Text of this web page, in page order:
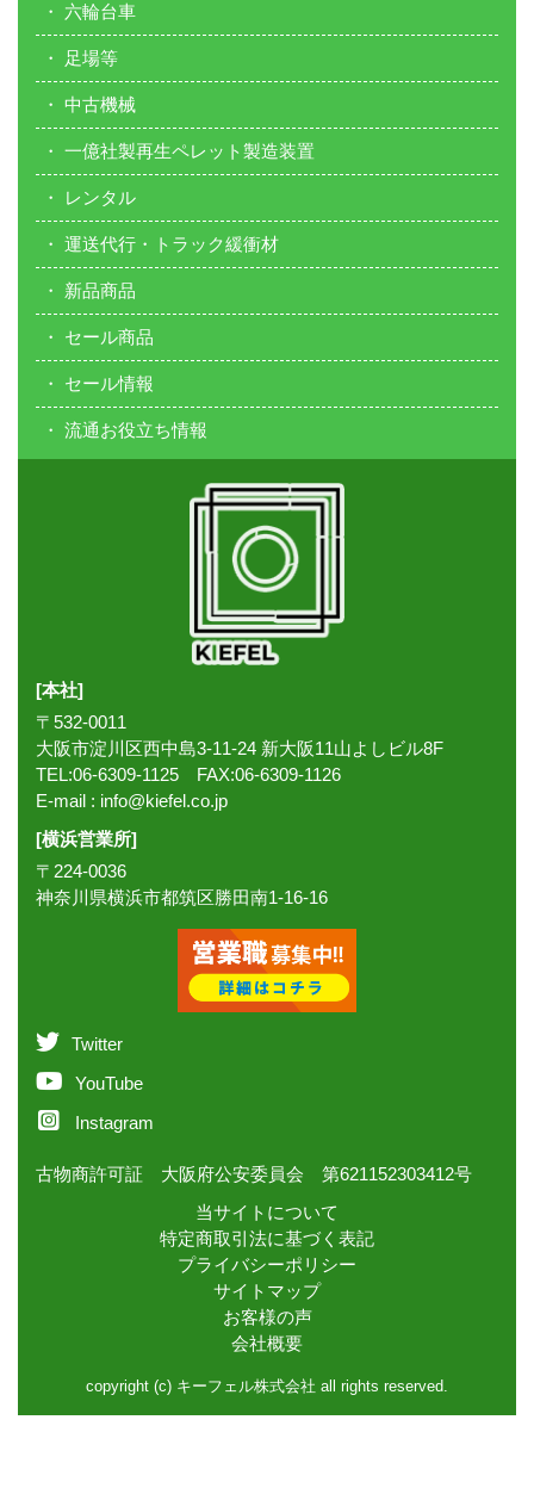
六輪台車
足場等
中古機械
一億社製再生ペレット製造装置
レンタル
運送代行・トラック緩衝材
新品商品
セール商品
セール情報
流通お役立ち情報
[本社]
〒532-0011
大阪市淀川区西中島3-11-24 新大阪11山よしビル8F
TEL:06-6309-1125 FAX:06-6309-1126
E-mail : info@kiefel.co.jp
[横浜営業所]
〒224-0036
神奈川県横浜市都筑区勝田南1-16-16
Twitter
YouTube
Instagram
古物商許可証 大阪府公安委員会 第621152303412号
当サイトについて
特定商取引法に基づく表記
プライバシーポリシー
サイトマップ
お客様の声
会社概要
copyright (c) キーフェル株式会社 all rights reserved.